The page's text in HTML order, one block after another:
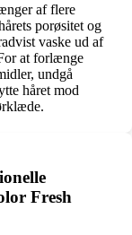
af flere
porøsitet og
vaske ud af
at forlænge
undgå
håret mod
Fresh